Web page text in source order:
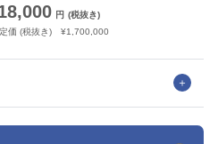
円 (税抜き)
定価 (税抜き) ¥1,700,000